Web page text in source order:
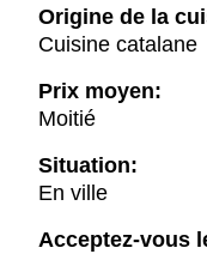
Origine de la
Cuisine catalane
Prix moyen:
Moitié
Situation:
En ville
Acceptez-vous